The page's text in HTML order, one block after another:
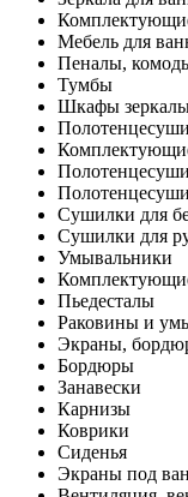
Мебель для
Пеналы,
Тумбы
Шкафы
Сушилки для
Сушилки для
Умывальники
Пьедесталы
Раковины и
Экраны,
Бордюры
Занавески
Карнизы
Коврики
Сиденья
Экраны под